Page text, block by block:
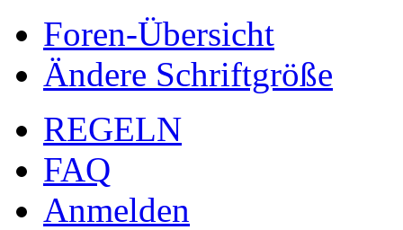
Foren-Übersicht
Ändere Schriftgröße
REGELN
FAQ
Anmelden